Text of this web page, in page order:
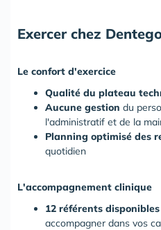
Exercer chez
Le confort d'exercice
Qualité du plateau
Aucune gestion du
l'administratif et de la
Planning optimisé des
quotidien
L'accompagnement clinique
12 référents
accompagner dans vos